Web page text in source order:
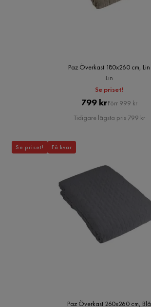
Paz Överkast 180x260 cm, Lin
Lin
Se priset!
Pris
799 krOriginal
Pris
Förr 999 kr
Tidigare lägsta pris 799 kr
Paz Överkast 260x260 cm, Blå
Se priset! Få kvar